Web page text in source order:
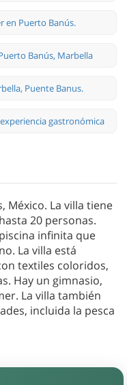
en Puerto Banús.
Banús, Marbella
Puente Banus.
gastronómica
México. La villa tiene
20 personas.
infinita que
La villa está
textiles coloridos,
Hay un gimnasio,
La villa también
incluida la pesca